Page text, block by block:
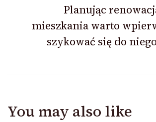
Planując
mieszkania warto
szykować się do
You may also like